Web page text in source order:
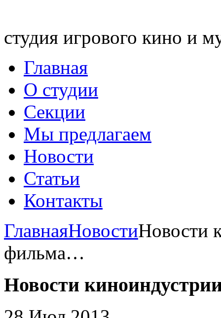
студия игрового кино и
Главная
О студии
Секции
Мы предлагаем
Новости
Статьи
Контакты
ГлавнаяНовостиНовости
фильма…
Новости